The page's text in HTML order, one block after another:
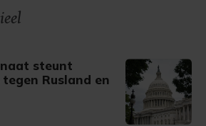
steunt
Rusland en